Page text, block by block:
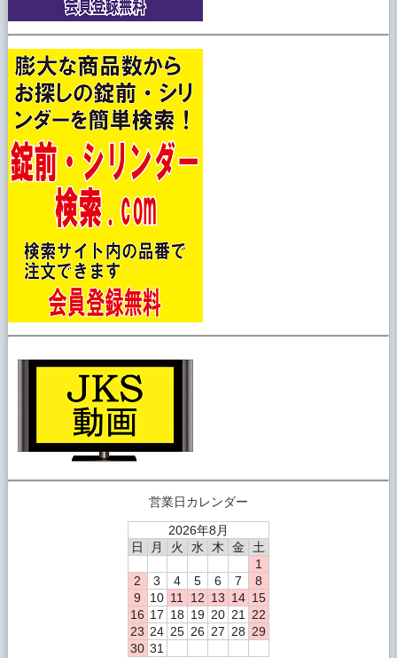
営業日カレンダー
2026年8月
日
月 火 水 木 金
土
1
2
3 4 5 6 7
8
9
10 11 12 13 14 15
16 17 18 19 20 21
22
23 24 25 26 27 28 29
30 31